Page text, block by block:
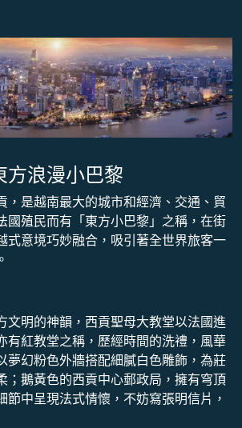
方浪漫小巴黎
，是越南最大的城市和經濟、交通、貿
國殖民而有「東方小巴黎」之稱，在街
式意境巧妙融合，吸引著全世界旅客一
文明的神韻，西貢聖母大教堂以法國進
有紅教堂之稱，歷經時間的洗禮，風華
夢幻粉色外牆搭配細膩白色雕飾，為莊
；鵝黃色的西貢中心郵政局，擁有穹頂
節中呈現法式情懷，不妨寫張明信片，